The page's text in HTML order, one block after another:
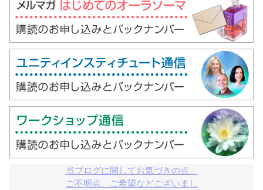
当ブログに関してお気づきの点、
ご不明点、ご希望などございまし